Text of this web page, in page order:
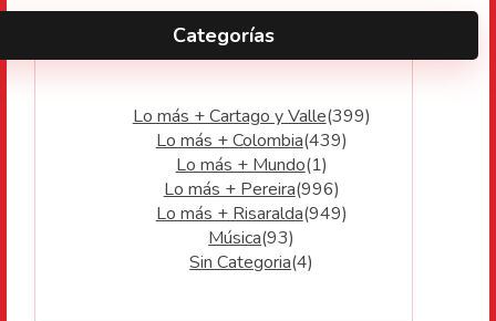
Categorías
Lo más + Cartago y Valle(399)
Lo más + Colombia(439)
Lo más + Mundo(1)
Lo más + Pereira(996)
Lo más + Risaralda(949)
Música(93)
Sin Categoria(4)